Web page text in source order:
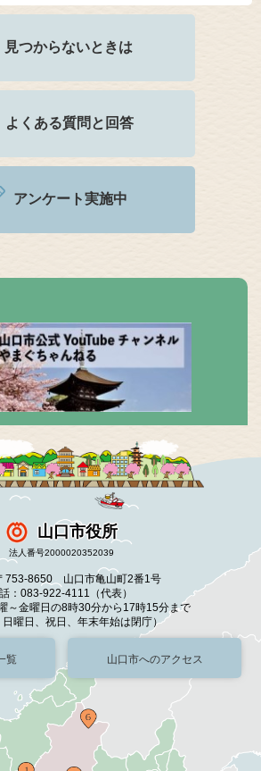
見つからないときは
よくある質問と回答
アンケート実施中
山口市役所
法人番号2000020352039
753-8650 山口市亀山町2番1号
：083-922-4111（代表）
～金曜日の8時30分から17時15分まで
日曜日、祝日、年末年始は閉庁）
覧 山口市へのアクセス